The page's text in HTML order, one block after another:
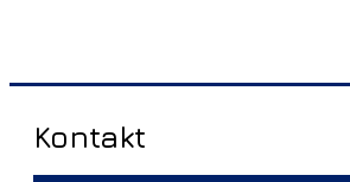
Kontakt